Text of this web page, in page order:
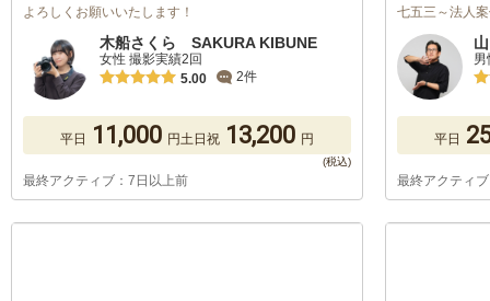
よろしくお願いいたします！
木船さくら SAKURA KIBUNE
女性 撮影実績2回
5.00
2件
平日 11,000 円土日祝 13,200 円
最終アクティブ：7日以上前
七五三～法人
平日
最終アクティ